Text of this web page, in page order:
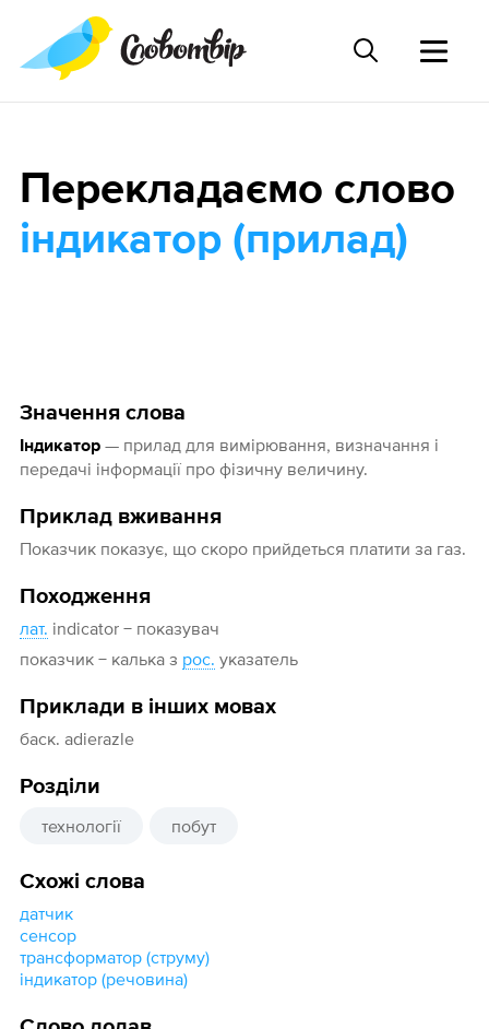
Значення слова
Індикатор— прилад для вимірювання, визначання і
передачі інформації про фізичну величину.
Приклад вживання
Показчик показує, що скоро прийдеться платити за газ.
Походження
лат. indicator − показувач
показчик − калька з рос. указатель
Приклади в інших мовах
баск. adierazle
Розділи
технології побут
Схожі слова
датчик
сенсор
трансформатор (струму)
індикатор (речовина)
Перекладаємо слово
індикатор (прилад)